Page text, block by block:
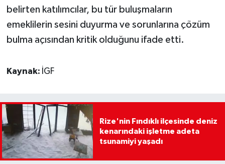
belirten katılımcılar, bu tür buluşmaların
emeklilerin sesini duyurma ve sorunlarına çözüm
bulma açısından kritik olduğunu ifade etti.
Kaynak: İGF
Rize'nin Fındıklı ilçesinde deniz
kenarındaki işletme adeta
tsunamiyi yaşadı